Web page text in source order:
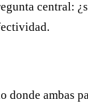
central:
donde